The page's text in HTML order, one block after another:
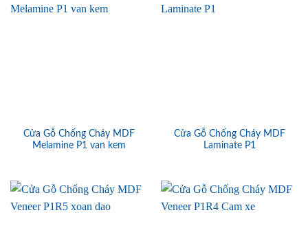
Cửa Gỗ Chống Cháy MDF
Melamine P1 van kem
Cửa Gỗ Chống Cháy MDF
Laminate P1